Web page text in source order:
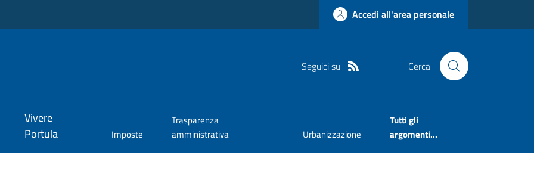
Accedi all'area personale
Seguici su Cerca
Vivere
Portula
Imposte
Trasparenza
amministrativa
Urbanizzazione
Tutti gli
argomenti...